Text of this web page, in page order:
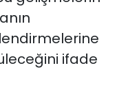
ifade